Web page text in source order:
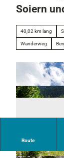
Soiern
40,02 km lang
Wanderweg
Route
21:20 h